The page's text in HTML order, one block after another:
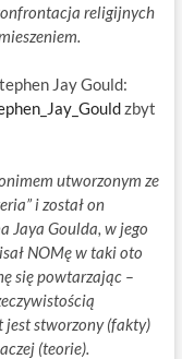
religijnych
Jay Gould:
zbyt
utworzonym ze
i został on
Jaya Goulda, w jego
NOMę w taki oto
się powtarzając –
jest stworzony (fakty)
(teorie).